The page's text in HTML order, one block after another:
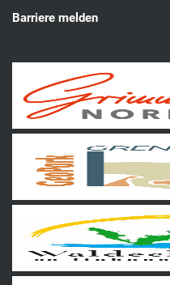
Barriere melden